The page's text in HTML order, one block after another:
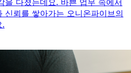
을 다졌는데요. 바쁜 업무 속에서
신뢰를 쌓아가는 오니온파이브의
.